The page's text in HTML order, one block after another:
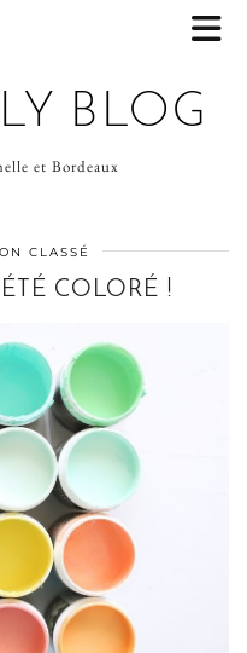
BLOG
et Bordeaux
CLASSÉ
COLORÉ !